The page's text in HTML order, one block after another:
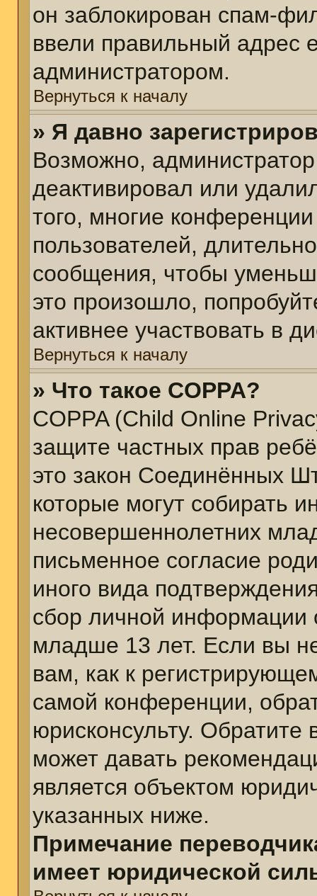
он заблокирован спам-
ввели правильный адрес
администратором.
Вернуться к началу
» Я давно
Возможно,
деактивировал или
того, многие
пользователей,
сообщения, чтобы
это произошло,
активнее участвовать в
Вернуться к началу
» Что такое COPPA?
COPPA (Child Online
защите частных прав
это закон Соединённых
которые могут собирать
несовершеннолетних
письменное согласие
иного вида
сбор личной информации
младше 13 лет. Если вы
вам, как к
самой конференции,
юрисконсульту.
может давать
является объектом
указанных ниже.
Примечание
имеет юридической